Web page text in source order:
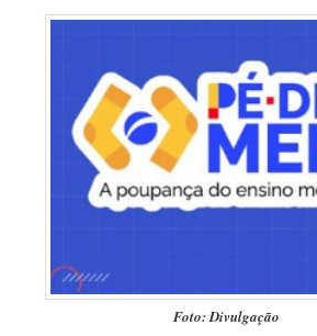
Foto: Divulgação